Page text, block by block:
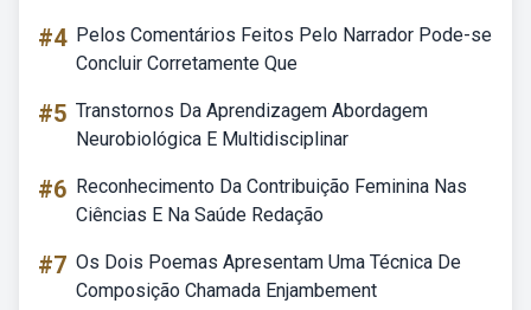
#4 Pelos Comentários Feitos Pelo Narrador Pode-se
Concluir Corretamente Que
#5 Transtornos Da Aprendizagem Abordagem
Neurobiológica E Multidisciplinar
#6 Reconhecimento Da Contribuição Feminina Nas
Ciências E Na Saúde Redação
#7 Os Dois Poemas Apresentam Uma Técnica De
Composição Chamada Enjambement